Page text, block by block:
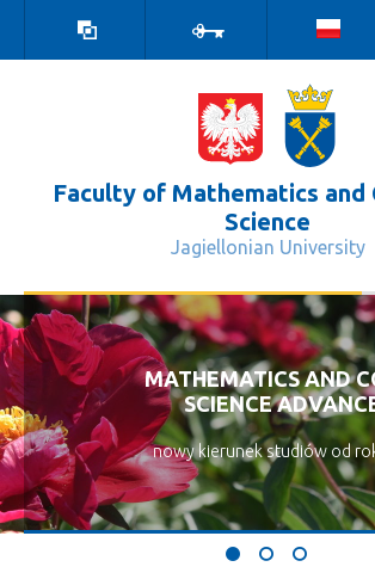
contrast
version
Faculty of Mathematics and
Science
Jagiellonian University
Formularz - Wydział
MATHEMATICS AND
SCIENCE
nowy kierunek studiów od